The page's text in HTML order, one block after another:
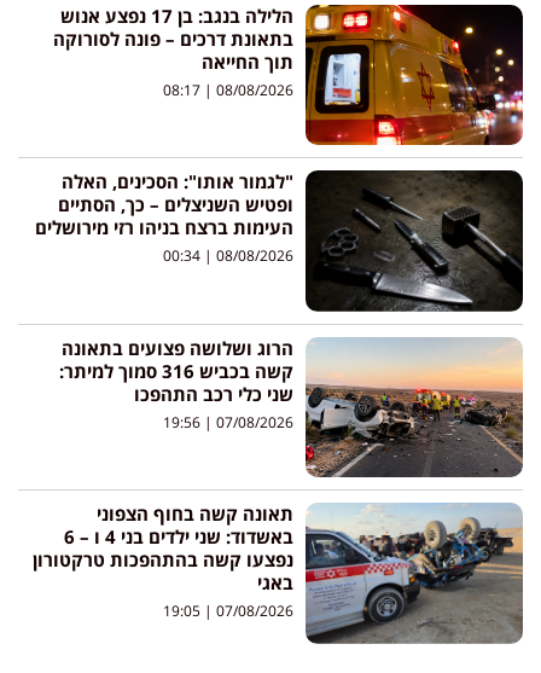
הלילה בנגב: בן 17 נפצע אנוש
בתאונת דרכים – פונה לסורוקה
תוך החייאה
08/08/2026
"לגמור אותו": הסכינים, האלה
ופטיש השניצלים – כך, הסתיים
העימות ברצח בניהו רזי מירושלים
08/08/2026
הרוג ושלושה פצועים בתאונה
קשה בכביש 316 סמוך למיתר:
שני כלי רכב התהפכו
07/08/2026
תאונה קשה בחוף הצפוני
באשדוד: שני ילדים בני 4 ו – 6
נפצעו קשה בהתהפכות טרקטורון
באגי
07/08/2026